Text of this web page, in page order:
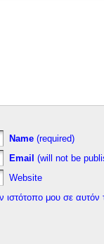
Name (required)
Email (will not be
Website
ιστότοπο μου σε